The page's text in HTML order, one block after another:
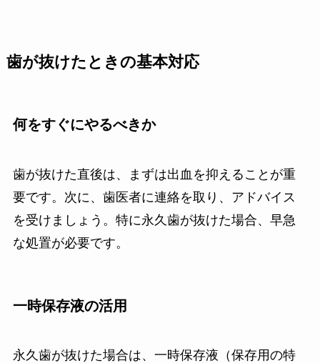
歯が抜けたときの基本対応
何をすぐにやるべきか
歯が抜けた直後は、まずは出血を抑えることが重
要です。次に、歯医者に連絡を取り、アドバイス
を受けましょう。特に永久歯が抜けた場合、早急
な処置が必要です。
一時保存液の活用
永久歯が抜けた場合は、一時保存液（保存用の特